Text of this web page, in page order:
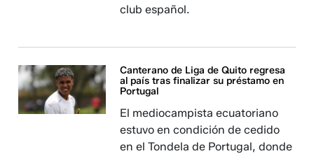
club español.
Canterano de Liga de Quito regresa
al país tras finalizar su préstamo en
Portugal
El mediocampista ecuatoriano
estuvo en condición de cedido
en el Tondela de Portugal, donde